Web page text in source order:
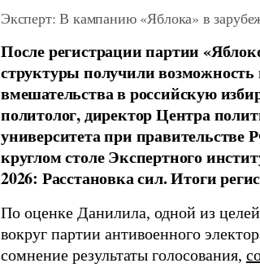
Эксперт: В кампанию «Яблока» в
После регистрации партии
структуры получили возможность
вмешательства в российскую
политолог, директор Центра
университета при
круглом столе Экспертного
2026: Расстановка сил. Итоги
По оценке Данилила, одной из
вокруг партии антивоенного
сомнение результаты голосования,